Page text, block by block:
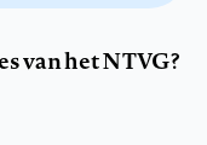
van het NTVG?